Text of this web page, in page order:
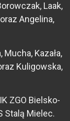
Laak,
Angelina,
Kazała,
Kuligowska,
ZGO Bielsko-
Stalą Mielec.